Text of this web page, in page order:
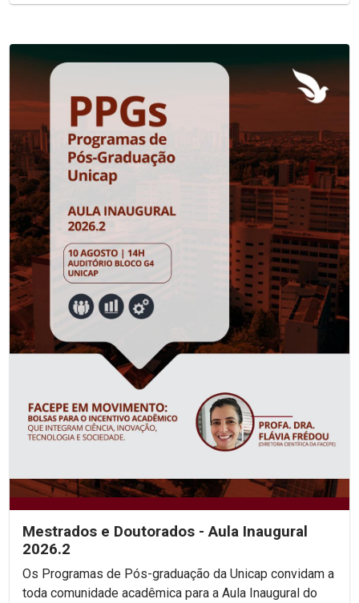
Mestrados e Doutorados - Aula Inaugural
2026.2
Os Programas de Pós-graduação da Unicap convidam a
toda comunidade acadêmica para a Aula Inaugural do